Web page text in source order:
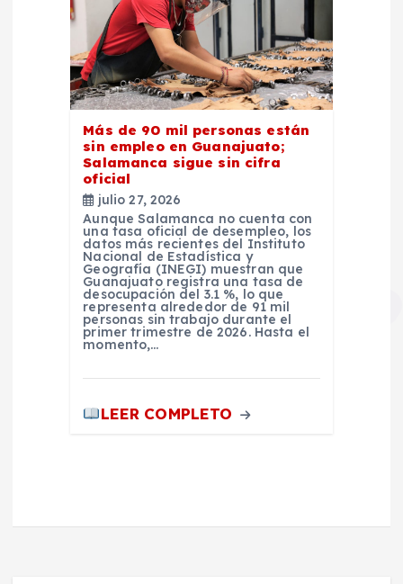
Más de 90 mil personas están
sin empleo en Guanajuato;
Salamanca sigue sin cifra
oficial
julio 27, 2026
Aunque Salamanca no cuenta con
una tasa oficial de desempleo, los
datos más recientes del Instituto
Nacional de Estadística y
Geografía (INEGI) muestran que
Guanajuato registra una tasa de
desocupación del 3.1 %, lo que
representa alrededor de 91 mil
personas sin trabajo durante el
primer trimestre de 2026. Hasta el
momento,…
LEER COMPLETO